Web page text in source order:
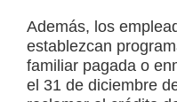
Además, los
establezcan
familiar pagada o
el 31 de diciembre